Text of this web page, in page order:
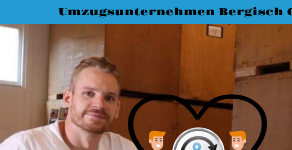
Umzugsunternehmen Bergisch